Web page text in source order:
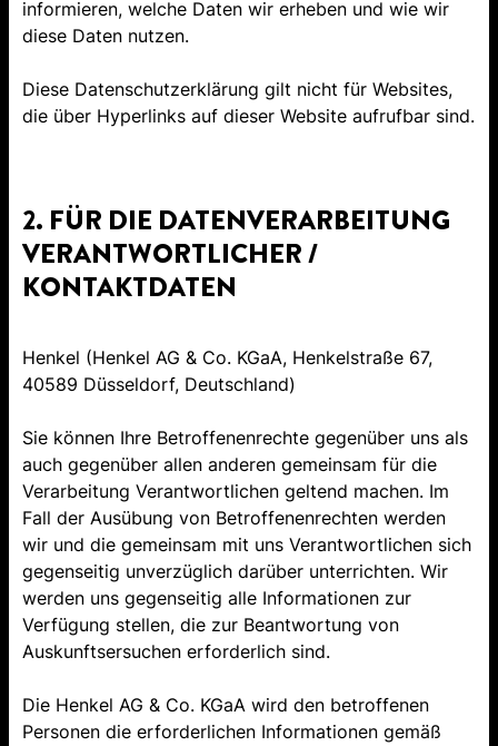
informieren, welche Daten wir erheben und wie wir
diese Daten nutzen.
Diese Datenschutzerklärung gilt nicht für Websites,
die über Hyperlinks auf dieser Website aufrufbar sind.
2. FÜR DIE DATENVERARBEITUNG
VERANTWORTLICHER /
KONTAKTDATEN
Henkel (Henkel AG & Co. KGaA, Henkelstraße 67,
40589 Düsseldorf, Deutschland)
Sie können Ihre Betroffenenrechte gegenüber uns als
auch gegenüber allen anderen gemeinsam für die
Verarbeitung Verantwortlichen geltend machen. Im
Fall der Ausübung von Betroffenenrechten werden
wir und die gemeinsam mit uns Verantwortlichen sich
gegenseitig unverzüglich darüber unterrichten. Wir
werden uns gegenseitig alle Informationen zur
Verfügung stellen, die zur Beantwortung von
Auskunftsersuchen erforderlich sind.
Die Henkel AG & Co. KGaA wird den betroffenen
Personen die erforderlichen Informationen gemäß